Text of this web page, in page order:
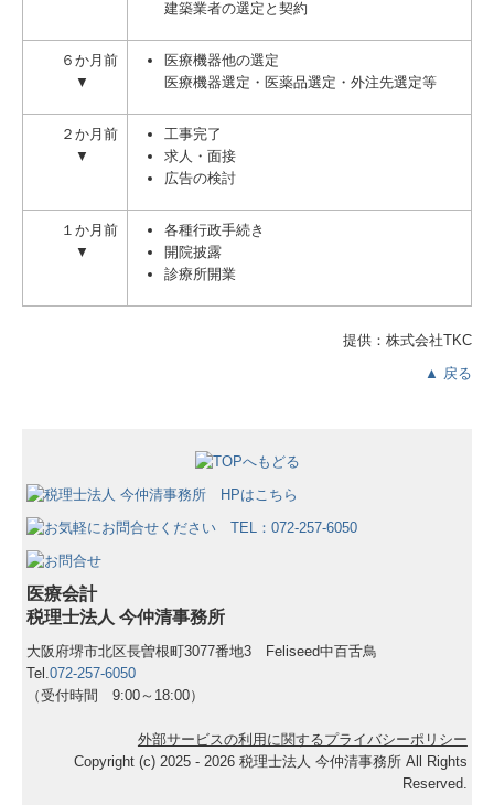
建築業者の選定と契約
６か月前
▼
医療機器他の選定
医療機器選定・医薬品選定・外注先選定等
２か月前
▼
工事完了
求人・面接
広告の検討
１か月前
▼
各種行政手続き
開院披露
診療所開業
提供：株式会社TKC
▲ 戻る
医療会計
税理士法人 今仲清事務所
大阪府堺市北区長曽根町3077番地3 Feliseed中百舌鳥
Tel.072-257-6050
（受付時間 9:00～18:00）
外部サービスの利用に関するプライバシーポリシー
Copyright (c) 2025 - 2026 税理士法人 今仲清事務所 All Rights
Reserved.